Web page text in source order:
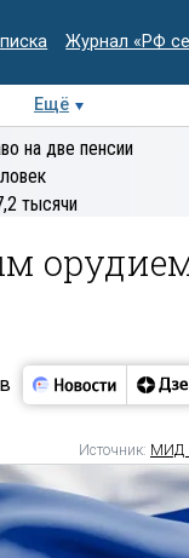
Журнал «РФ
Ещё
на две пенсии
тысячи
Источник: МИД